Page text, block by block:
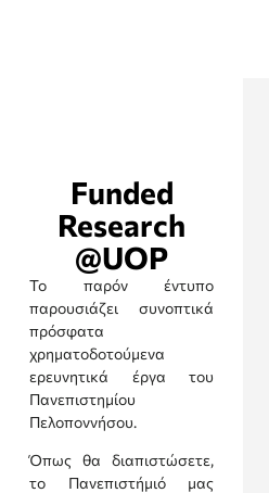
Funded
Research
@UOP
Το παρόν έντυπο
παρουσιάζει συνοπτικά
πρόσφατα
χρηματοδοτούμενα
ερευνητικά έργα του
Πανεπιστημίου
Πελοποννήσου.
Όπως θα διαπιστώσετε,
το Πανεπιστήμιό μας